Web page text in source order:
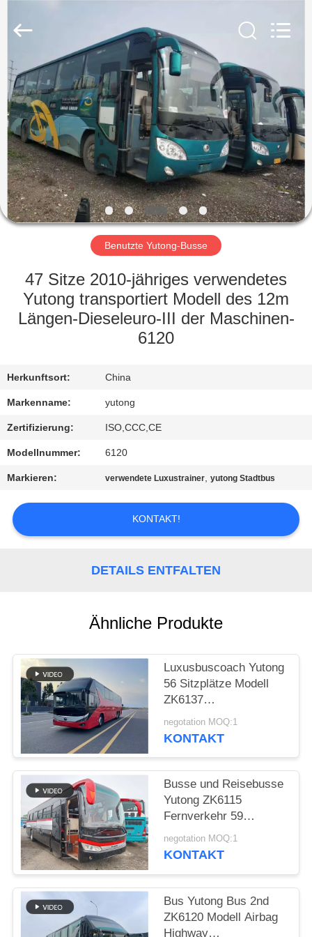
HAUS
PRODUKTE
ÜBER
UNS
FABRIK-
AUSFLUG
QUALITÄTSKONTROLLE
MIT
UNS
IN
VERBINDUNG
FORDERN
ZITAT
DATENSCHUTZRICHTLINIE
LTD..
Reserved.
Benutzte Yutong-Busse
47 Sitze 2010-jähriges verwendetes
Yutong transportiert Modell des 12m
Längen-Dieseleuro-III der Maschinen-
6120
Herkunftsort: China
Markenname: yutong
Zertifizierung: ISO,CCC,CE
Modellnummer: 6120
Markieren: verwendete Luxustrainer,yutong Stadtbus
KONTAKT!
DETAILS ENTFALTEN
Ähnliche Produkte
Luxusbuscoach Yutong
56 Sitzplätze Modell
ZK6137
Doppelrücksachse
2021 Jahr Airbag
negotation MOQ:1
KONTAKT
Busse und Reisebusse
Yutong ZK6115
Fernverkehr 59
Sitzplätze 2016 Jahr
Diesel Layout LHD
negotation MOQ:1
KONTAKT
Bus Yutong Bus 2nd
ZK6120 Modell Airbag
Highway